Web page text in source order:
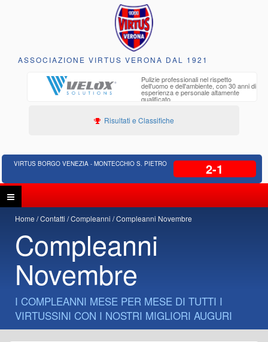
ASSOCIAZIONE VIRTUS VERONA DAL 1921
Pulizie professionali nel rispetto
dell'uomo e dell'ambiente, con 30 anni di
esperienza e personale altamente
qualificato
Risultati e Classifiche
VIRTUS BORGO VENEZIA - MONTECCHIO S. PIETRO 2-1
Home Contatti Compleanni Compleanni Novembre
Compleanni
Novembre
I COMPLEANNI MESE PER MESE DI TUTTI I
VIRTUSSINI CON I NOSTRI MIGLIORI AUGURI